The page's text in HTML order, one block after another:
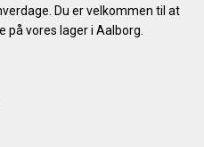
Du er velkommen til at
på vores lager i Aalborg.